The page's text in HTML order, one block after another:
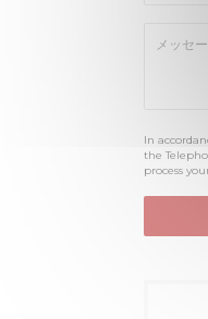
In
the
process